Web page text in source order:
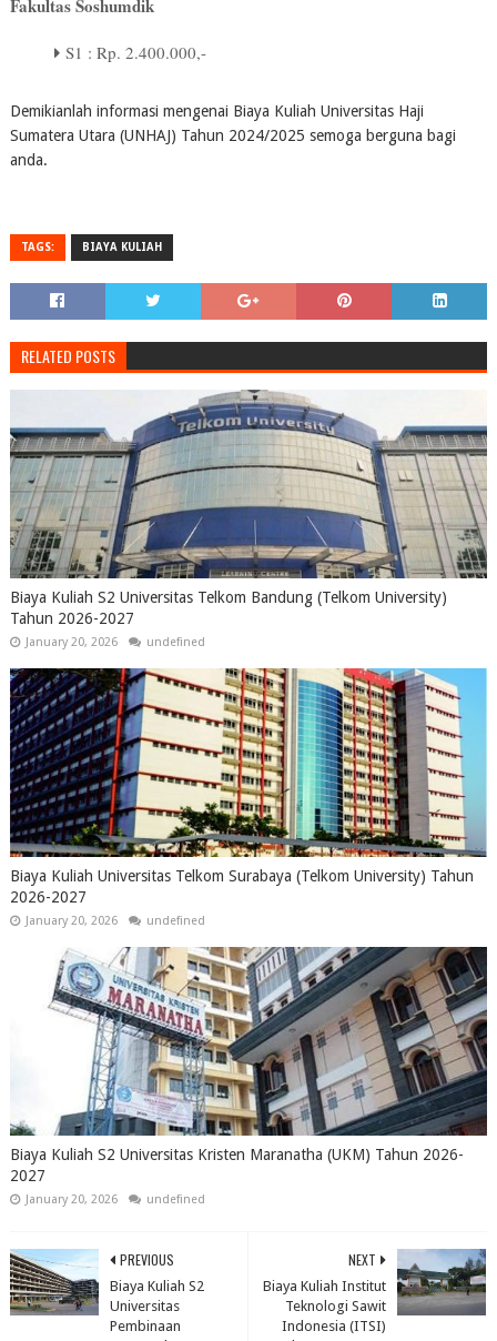
Fakultas Soshumdik
S1 : Rp. 2.400.000,-
Demikianlah informasi mengenai Biaya Kuliah Universitas Haji
Sumatera Utara (UNHAJ) Tahun 2024/2025 semoga berguna bagi
anda.
TAGS: BIAYA KULIAH
RELATED POSTS
Biaya Kuliah S2 Universitas Telkom Bandung (Telkom University)
Tahun 2026-2027
January 20, 2026 undefined
Biaya Kuliah Universitas Telkom Surabaya (Telkom University) Tahun
2026-2027
January 20, 2026 undefined
Biaya Kuliah S2 Universitas Kristen Maranatha (UKM) Tahun 2026-
2027
January 20, 2026 undefined
NEXT
Biaya Kuliah Institut
Teknologi Sawit
Indonesia (ITSI)
PREVIOUS
Biaya Kuliah S2
Universitas
Pembinaan